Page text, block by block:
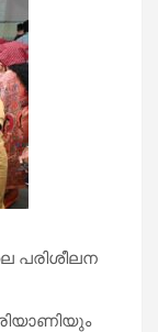
പരിശീലന